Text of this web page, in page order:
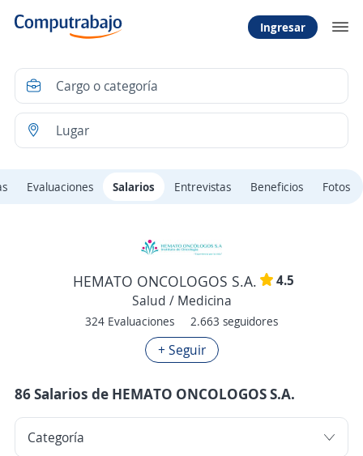
Ingresar
Evaluaciones Salarios Entrevistas Beneficios Fotos
HEMATO ONCOLOGOS S.A.
4.5
Salud / Medicina
324 Evaluaciones 2.663 seguidores
+ Seguir
86 Salarios de HEMATO ONCOLOGOS S.A.